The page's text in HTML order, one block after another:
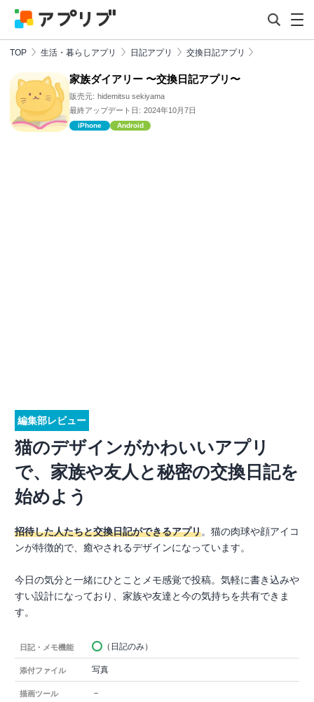
TOP 生活・暮らしアプリ 日記アプリ 交換日記アプリ
家族ダイアリー 〜交換日記アプリ〜
販売元: hidemitsu sekiyama
最終アップデート日: 2024年10月7日
iPhone Android
編集部レビュー
猫のデザインがかわいいアプリ
で、家族や友人と秘密の交換日記を
始めよう
招待した人たちと交換日記ができるアプリ。猫の肉球や顔アイコ
ンが特徴的で、癒やされるデザインになっています。
今日の気分と一緒にひとことメモ感覚で投稿。気軽に書き込みや
すい設計になっており、家族や友達と今の気持ちを共有できま
す。
日記・メモ機能 （日記のみ）
添付ファイル 写真
描画ツール －